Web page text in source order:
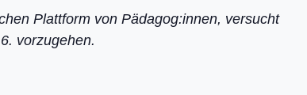
Plattform von Pädagog:innen, versucht
vorzugehen.